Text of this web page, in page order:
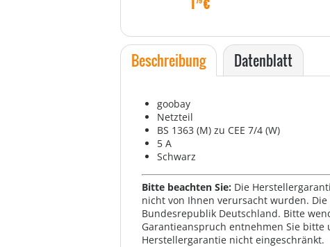
Beschreibung Datenblatt
goobay
Netzteil
BS 1363 (M) zu CEE 7/4 (W)
5 A
Schwarz
Bitte beachten Sie: Die
nicht von Ihnen verursacht wurden.
Bundesrepublik Deutschland. Bitte
Garantieanspruch entnehmen Sie bitte
Herstellergarantie nicht eingeschränkt.